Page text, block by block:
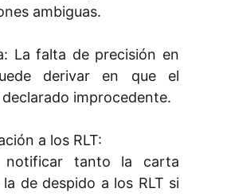
ambiguas.
La falta de precisión en
derivar en que el
improcedente.
a los RLT:
notificar tanto la carta
de despido a los RLT si